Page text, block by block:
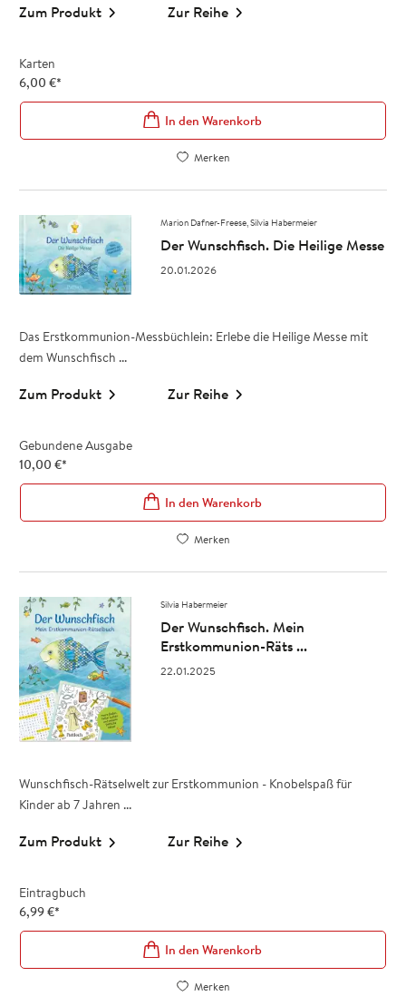
Zum Produkt Zur Reihe
Karten
6,00 €*
In den Warenkorb
Merken
Marion Dafner-Freese Silvia Habermeier
Der Wunschfisch. Die Heilige Messe
20.01.2026
Das Erstkommunion-Messbüchlein: Erlebe die Heilige Messe mit
dem Wunschfisch ...
Zum Produkt Zur Reihe
Gebundene Ausgabe
10,00 €*
In den Warenkorb
Merken
Silvia Habermeier
Der Wunschfisch. Mein
Erstkommunion-Räts ...
22.01.2025
Wunschfisch-Rätselwelt zur Erstkommunion - Knobelspaß für
Kinder ab 7 Jahren ...
Zum Produkt Zur Reihe
Eintragbuch
6,99€*
In den Warenkorb
Merken